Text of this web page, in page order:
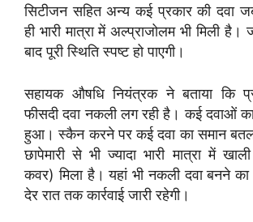
सिटीजन सहित अन्य कई प्रकार की दवा
ही भारी मात्रा में अल्प्राजोलम भी मिली
बाद पूरी स्थिति स्पष्ट हो पाएगी।
सहायक औषधि नियंत्रक ने बताया कि
फीसदी दवा नकली लग रही है। कई दवाओं
हुआ। स्कैन करने पर कई दवा का समान
छापेमारी से भी ज्यादा भारी मात्रा में
कवर) मिला है। यहां भी नकली दवा बनने का
देर रात तक कार्रवाई जारी रहेगी।